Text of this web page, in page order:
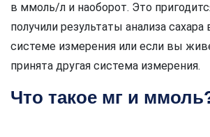
в ммоль/л и наоборот. Это
получили результаты анализа
системе измерения или если вы
принята другая система измерения.
Что такое мг и